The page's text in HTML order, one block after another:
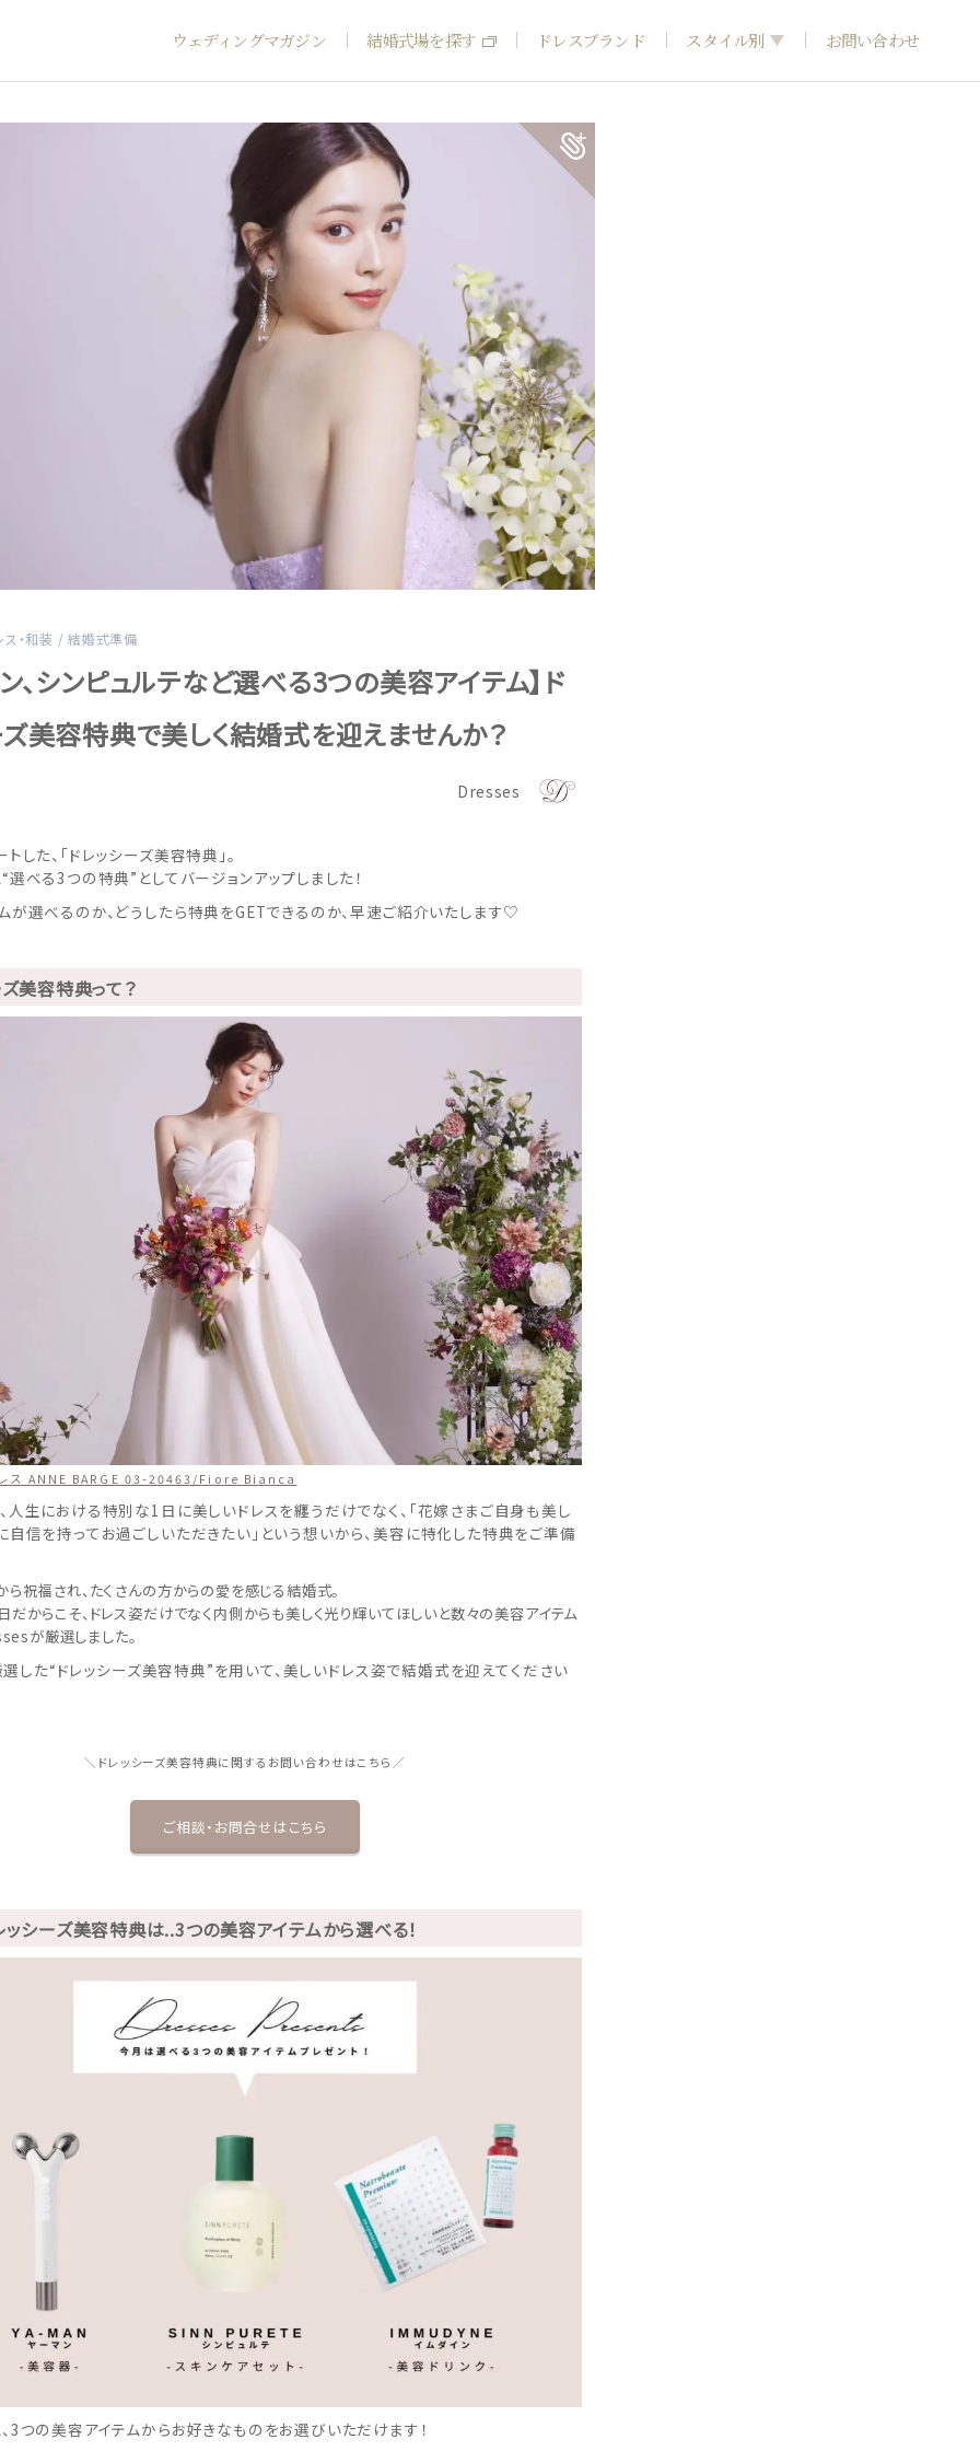
ウェディングマガジン 結婚式場を探す ドレスブランド スタイル別 お問い合わせ
・和装 /結婚式準備
、シンピュルテなど選べる3つの美容アイテム】ド
美容特典で美しく結婚式を迎えませんか？
Dresses
した、「ドレッシーズ美容特典」。
べる3つの特典”としてバージョンアップしました！
が選べるのか、どうしたら特典をGETできるのか、早速ご紹介いたします♡
美容特典って？
レス ANNE BARGE 03-20463/Fiore Bianca
人生における特別な1日に美しいドレスを纏うだけでなく、 「花嫁さまご自身も美し
自信を持ってお過ごしいただきたい」 という想いから、美容に特化した特典をご準備
祝福され、たくさんの方からの愛を感じる結婚式。
だからこそ、ドレス姿だけでなく内側からも美しく光り輝いてほしいと数々の美容アイテム
が厳選しました。
した“ドレッシーズ美容特典”を用いて、美しいドレス姿で結婚式を迎えてください
＼ドレッシーズ美容特典に関するお問い合わせはこちら／
ご相談・お問合せはこちら
シーズ美容特典は..3つの美容アイテムから選べる！
3つの美容アイテムからお好きなものをお選びいただけます！